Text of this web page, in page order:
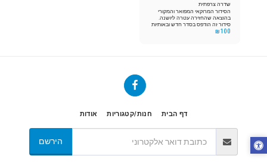
שדרה צרפתית
הסידור המרוקאי המפואר והמקורי
בהוצאה שהחזירה עטרה ליושנה.
סידור זה הודפס בסדר חדש ובאותיות
מאירות עיניים, והכל בסדר נאה מתוקן
₪100
דף הבית חנות/קטגוריות אודות
הירשם